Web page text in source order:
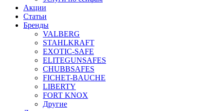
Акции
Статьи
Бренды
VALBERG
STAHLKRAFT
EXOTIC-SAFE
ELITEGUNSAFES
CHUBBSAFES
FICHET-BAUCHE
LIBERTY
FORT KNOX
Другие